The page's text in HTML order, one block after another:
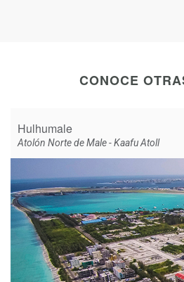
CONOCE
Hulhumale
Atolón Norte de Male - Kaafu Atoll